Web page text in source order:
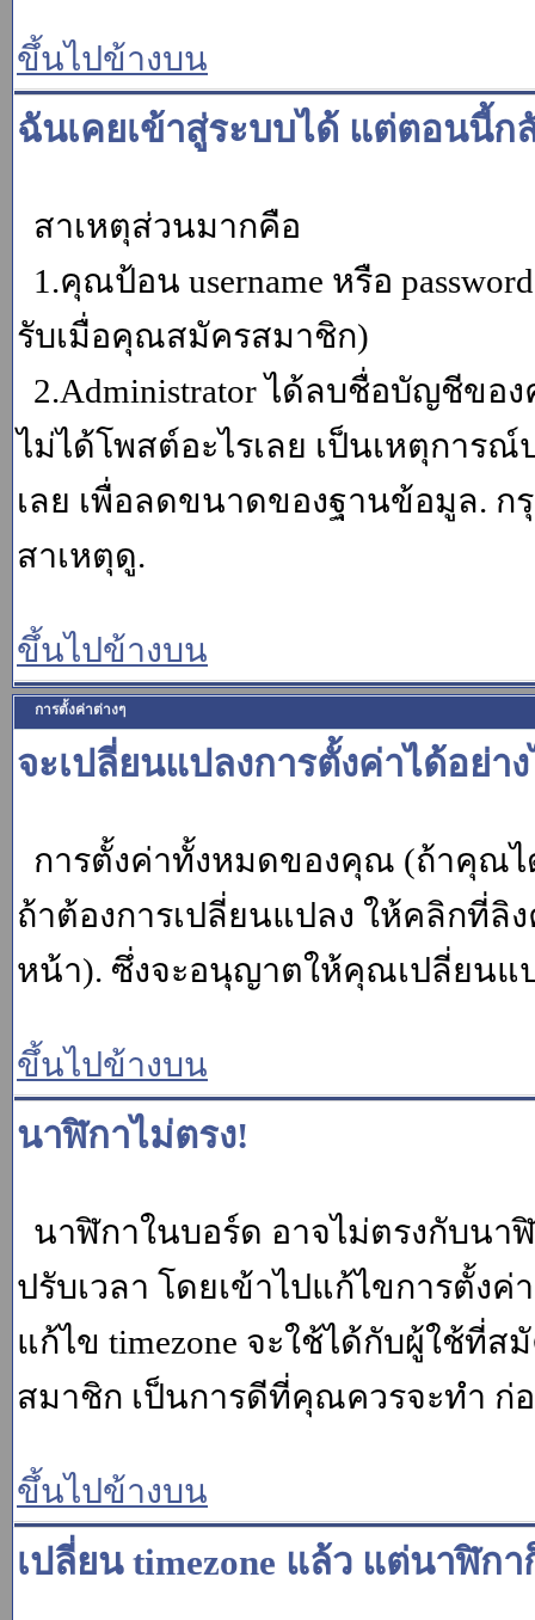
ขึ้นไปข้างบน
ฉันเคยเข้าสู่ระบบได้ แต่ตอนนี้ก
สาเหตุส่วนมากคือ
1.คุณป้อน username หรือ
รับเมื่อคุณสมัครสมาชิก)
2.Administrator ได้ลบชื่อบัญชีขอ
ไม่ได้โพสต์อะไรเลย เป็นเหตุการ
เลย เพื่อลดขนาดของฐานข้อมูล.
สาเหตุดู.
ขึ้นไปข้างบน
การตั้งค่าต่างๆ
จะเปลี่ยนแปลงการตั้งค่าได้อย่าง
การตั้งค่าทั้งหมดของคุณ (ถ้าคุณไ
ถ้าต้องการเปลี่ยนแปลง ให้คลิกที่ลิ
หน้า). ซึ่งจะอนุญาตให้คุณเปลี่ยนแ
ขึ้นไปข้างบน
นาฬิกาไม่ตรง!
นาฬิกาในบอร์ด อาจไม่ตรงกับน
ปรับเวลา โดยเข้าไปแก้ไขการตั้ง
แก้ไข timezone จะใช้ได้กับผู้ใช้ที่
สมาชิก เป็นการดีที่คุณควรจะทำ
ขึ้นไปข้างบน
เปลี่ยน timezone แล้ว แต่นาฬิกา